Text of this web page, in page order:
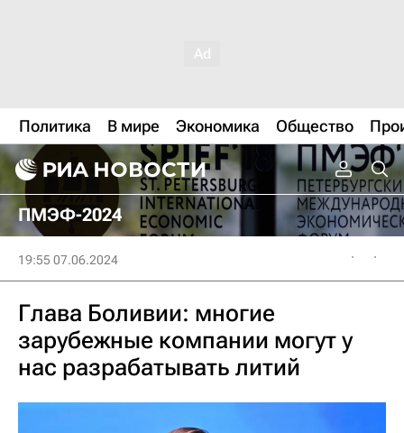
Политика В мире Экономика Общество
ПМЭФ-2024
19:55 07.06.2024
Глава Боливии: многие
зарубежные компании могут у
нас разрабатывать литий